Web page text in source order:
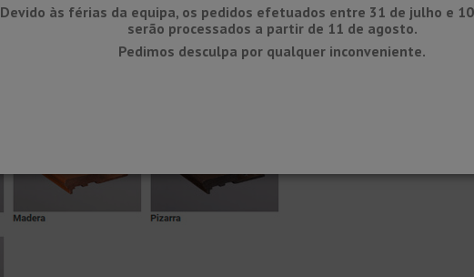
Devido às férias da equipa, os pedidos efetuados entre 31 de julho e
serão processados ​​a partir de 11 de agosto.
Pedimos desculpa por qualquer inconveniente.